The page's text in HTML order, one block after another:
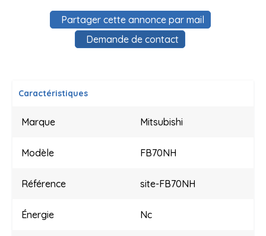
Demande de contact
Partager cette annonce par mail
Caractéristiques
Marque Mitsubishi
Modèle FB70NH
Référence site-FB70NH
Énergie Nc